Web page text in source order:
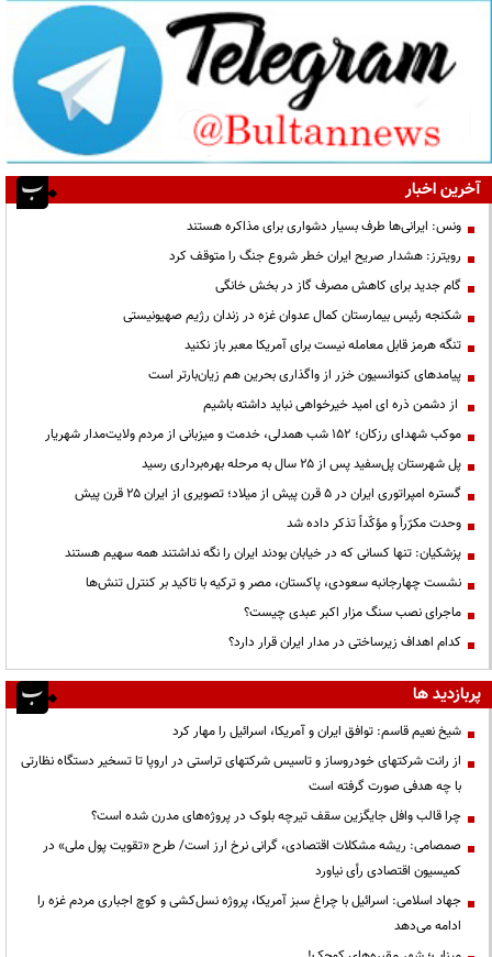
آخرین اخبار
ونس: ایرانی‌ها طرف بسیار دشواری برای مذاکره هستند
رویترز: هشدار صریح ایران خطر شروع جنگ را متوقف کرد
گام جدید برای کاهش مصرف گاز در بخش خانگی
شکنجه رئیس بیمارستان کمال عدوان غزه در زندان رژیم صهیونیستی
تنگه هرمز قابل معامله نیست برای آمریکا معبر باز نکنید
پیامدهای کنوانسیون خزر از واگذاری بحرین هم زیان‌بارتر است
از دشمن ذره ای امید خیرخواهی نباید داشته باشیم
موکب شهدای رزکان؛ ۱۵۲ شب همدلی، خدمت و میزبانی از مردم ولایت‌مدار شهریار
پل شهرستان پل‌سفید پس از ۲۵ سال به مرحله بهره‌برداری رسید
گستره امپراتوری ایران در ۵ قرن پیش از میلاد؛ تصویری از ایران ۲۵ قرن پیش
وحدت مکرّراً و مؤکّداً تذکر داده شد
پزشکیان: تنها کسانی که در خیابان بودند ایران را نگه نداشتند همه سهیم هستند
نشست چهارجانبه سعودی، پاکستان، مصر و ترکیه با تاکید بر کنترل تنش‌ها
ماجرای نصب سنگ مزار اکبر عبدی چیست؟
کدام اهداف زیرساختی در مدار ایران قرار دارد؟
پربازدید ها
شیخ نعیم قاسم: توافق ایران و آمریکا، اسرائیل را مهار کرد
از رانت‌ شرکتهای خودروساز و تاسیس شرکتهای تراستی در اروپا تا تسخیر دستگاه نظارتی
با چه هدفی صورت گرفته است
چرا قالب وافل جایگزین سقف تیرچه بلوک در پروژه‌های مدرن شده است؟
صمصامی: ریشه مشکلات اقتصادی، گرانی نرخ ارز است/ طرح «تقویت پول ملی» در
کمیسیون اقتصادی رأی نیاورد
جهاد اسلامی: اسرائیل با چراغ سبز آمریکا، پروژه نسل‌کشی و کوچ اجباری مردم غزه را
ادامه می‌دهد